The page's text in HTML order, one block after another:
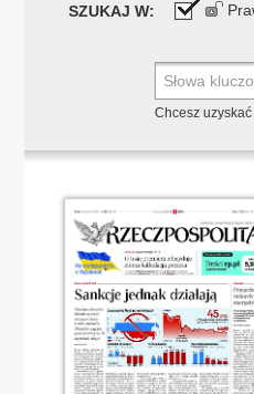
SZUKAJ W:
Chcesz